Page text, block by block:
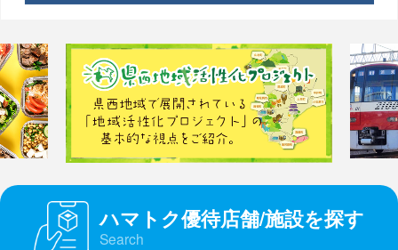
ハマトク優待店舗/施設を探す
Search